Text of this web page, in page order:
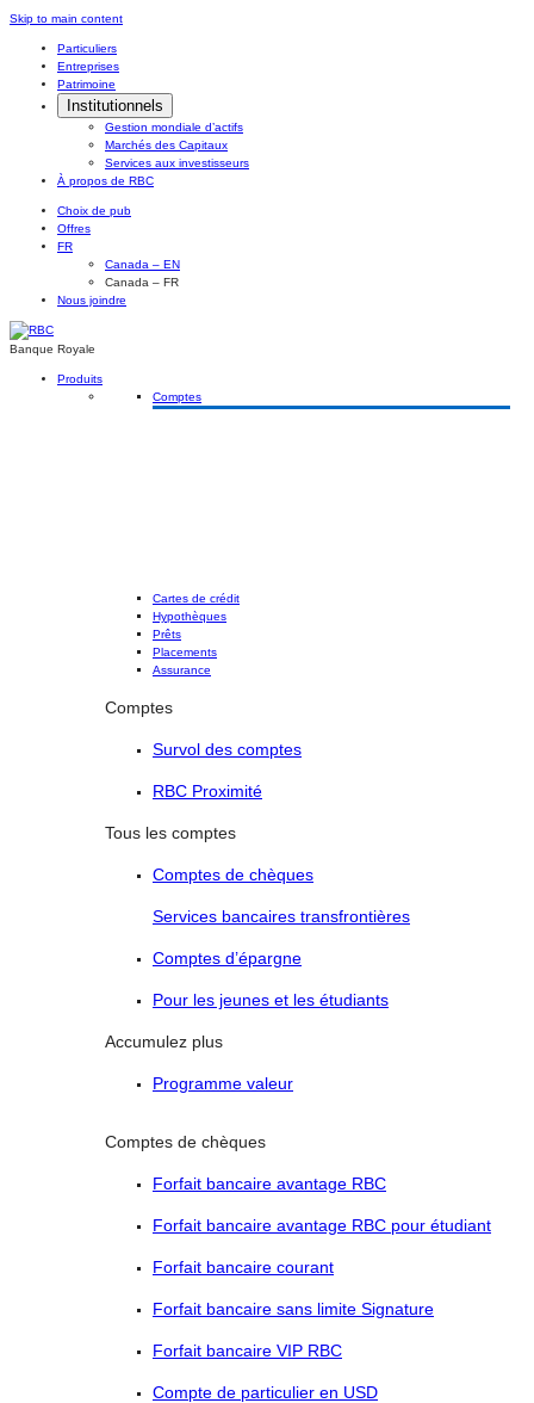
Skip
content
Skip to main content
Particuliers
Entreprises
Patrimoine
Institutionnels
Gestion mondiale d’actifs
Marchés des Capitaux
Services aux investisseurs
À propos de RBC
Choix de pub
Offres
FR
Canada – EN
Canada – FR
Nous joindre
Banque Royale
Produits
Comptes
Cartes de crédit
Hypothèques
Prêts
Placements
Assurance
Comptes
Survol des comptes
RBC Proximité
Tous les comptes
Comptes de chèques
Services bancaires transfrontières
Comptes d’épargne
Pour les jeunes et les étudiants
Accumulez plus
Programme valeur
Comptes de chèques
Forfait bancaire avantage RBC
Forfait bancaire avantage RBC pour étudiant
Forfait bancaire courant
Forfait bancaire sans limite Signature
Forfait bancaire VIP RBC
Compte de particulier en USD